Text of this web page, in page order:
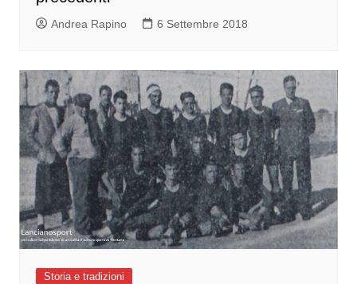
Andrea Rapino 6 Settembre 2018
Storia e tradizioni